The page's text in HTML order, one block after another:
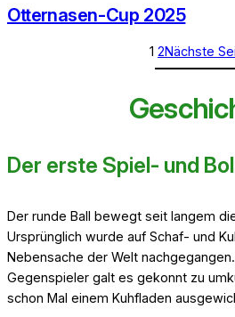
Otternasen-Cup 2025
1 2Nächste
Der erste Spiel- und
Der runde Ball bewegt seit langem
Ursprünglich wurde auf Schaf- und
Nebensache der Welt
Gegenspieler galt es gekonnt zu
schon Mal einem Kuhfladen